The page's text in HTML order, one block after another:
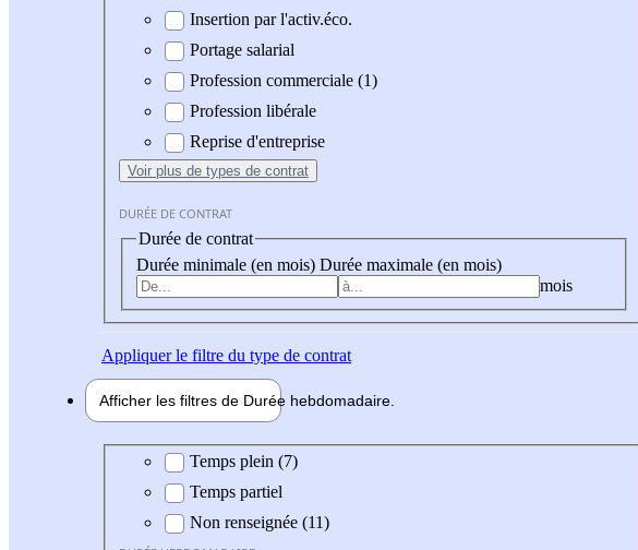
Insertion par l'activ.éco.
Portage salarial
Profession commerciale (1)
Profession libérale
Reprise d'entreprise
Voir plus de types de contrat
DURÉE DE CONTRAT
Durée de contrat
Durée minimale (en mois) Durée maximale (en mois)
mois
Appliquerle filtre du type de contrat
Afficher les filtres de Durée hebdomadaire
Durée hebdomadaire
Temps plein (7)
Temps partiel
Non renseignée (11)